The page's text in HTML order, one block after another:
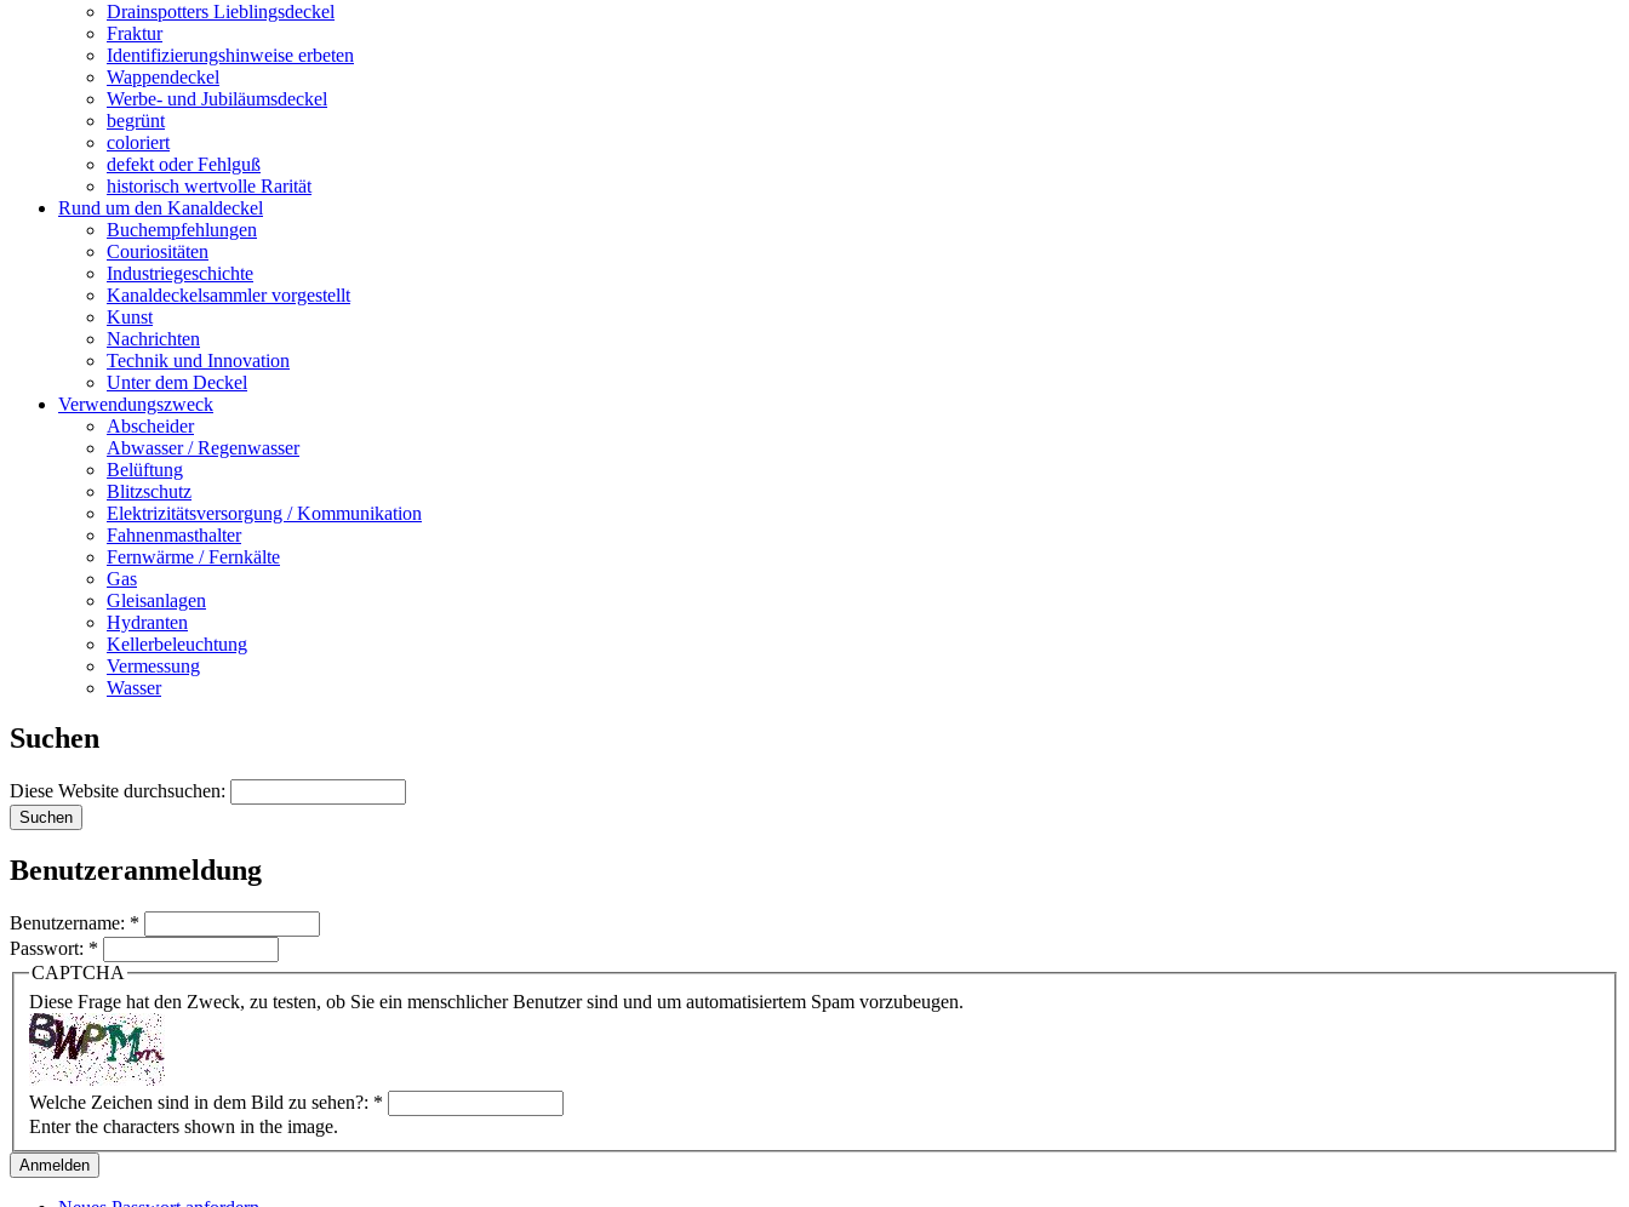
Drainspotters Lieblingsdeckel
Fraktur
Identifizierungshinweise erbeten
Wappendeckel
Werbe- und Jubiläumsdeckel
begrünt
coloriert
defekt oder Fehlguß
historisch wertvolle Rarität
Rund um den Kanaldeckel
Buchempfehlungen
Couriositäten
Industriegeschichte
Kanaldeckelsammler vorgestellt
Kunst
Nachrichten
Technik und Innovation
Unter dem Deckel
Verwendungszweck
Abscheider
Abwasser / Regenwasser
Belüftung
Blitzschutz
Elektrizitätsversorgung / Kommunikation
Fahnenmasthalter
Fernwärme / Fernkälte
Gas
Gleisanlagen
Hydranten
Kellerbeleuchtung
Vermessung
Wasser
Suchen
Diese Website durchsuchen:
Benutzeranmeldung
Benutzername: *
Passwort: *
CAPTCHA
Diese Frage hat den Zweck, zu testen, ob Sie ein menschlicher Benutzer sind und um automatisiertem Spam vorzubeugen.
Welche Zeichen sind in dem Bild zu sehen?: *
Enter the characters shown in the image.